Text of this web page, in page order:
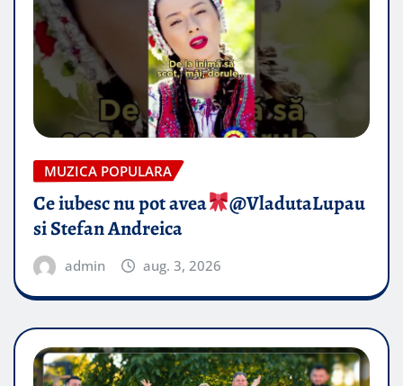
MUZICA POPULARA
Ce iubesc nu pot avea
​@VladutaLupau
si Stefan Andreica
admin aug. 3, 2026